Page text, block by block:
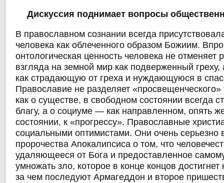
Дискуссия поднимает вопросы
В православном сознании всегда
человека как облеченного образом Божиим.
онтологическая ценность человека не отменяет
взгляда на земной мир как подверженный
как страдающую от греха и нуждающуюся в
Православие не разделяет «просвещенческого»
как о существе, в свободном состоянии всегда
благу, а о социуме — как направленном, опять
состоянии, к «прогрессу». Православные
социальными оптимистами. Они очень серьезно
пророчества Апокалипсиса о том, что
удаляющееся от Бога и предоставленное
умножать зло, которое в конце концов
за чем последуют Армагеддон и второе